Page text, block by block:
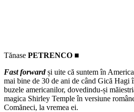
Tănase PETRENCO ■
Fast forwardși uite că suntem în
mai bine de 30 de ani de când Gică Hagi
buzele americanilor, dovedindu-și
magica Shirley Temple în versiune
Comăneci, la vremea ei.